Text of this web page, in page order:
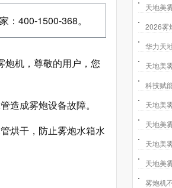
400-1500-368。
炮机，尊敬的用户，您
造成雾炮设备故障。
烘干，防止雾炮水箱水
天地美
2026雾
华力天
天地美
科技赋
天地美
天地美
天地美
天地美
雾炮机